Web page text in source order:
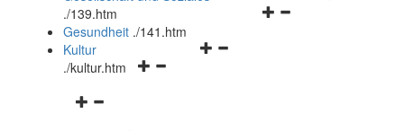
Navigationsmenü
./139.htm
Navigationsmenü
Gesundheit ./141.htm
Navigationsmenü
Kultur
./kultur.htm
Navigationsmenü